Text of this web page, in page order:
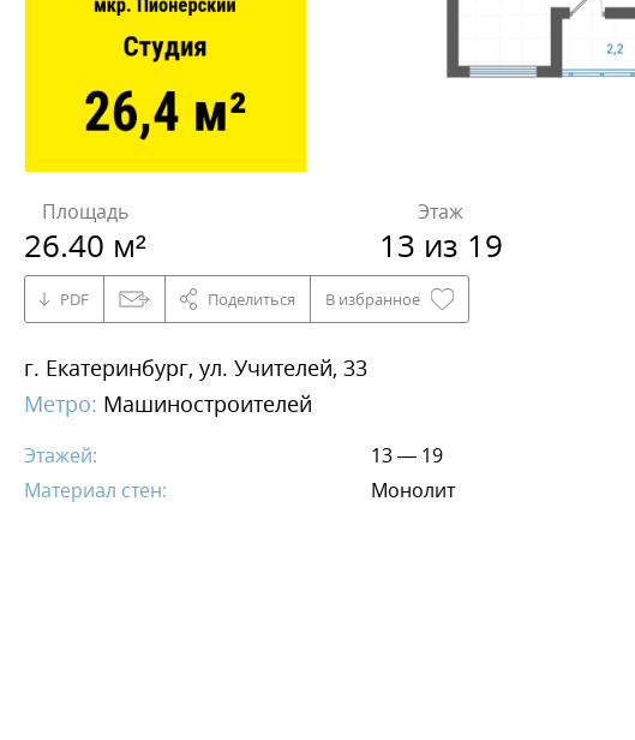
Площадь
26.40 м²
Этаж
13 из 19
PDF Поделиться В избранное
г. Екатеринбург, ул. Учителей, 33
Метро: Машиностроителей
Этажей:
13 — 19
Материал стен:
Монолит